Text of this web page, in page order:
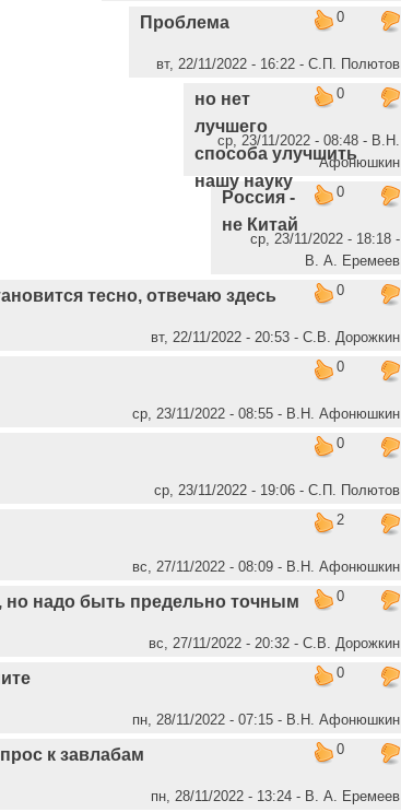
0
Проблема
вт, 22/11/2022 - 16:22 - C.П. Полютов
0
но нет
лучшего
способа улучшить
нашу науку
ср, 23/11/2022 - 08:48 - В.Н.
Афонюшкин
0
Россия -
не Китай
ср, 23/11/2022 - 18:18 -
В. А. Еремеев
0
тесно, отвечаю здесь
вт, 22/11/2022 - 20:53 - С.В. Дорожкин
0
ср, 23/11/2022 - 08:55 - В.Н. Афонюшкин
0
ср, 23/11/2022 - 19:06 - C.П. Полютов
2
вс, 27/11/2022 - 08:09 - В.Н. Афонюшкин
0
но надо быть предельно точным
вс, 27/11/2022 - 20:32 - С.В. Дорожкин
0
пн, 28/11/2022 - 07:15 - В.Н. Афонюшкин
0
к завлабам
пн, 28/11/2022 - 13:24 - В. А. Еремеев